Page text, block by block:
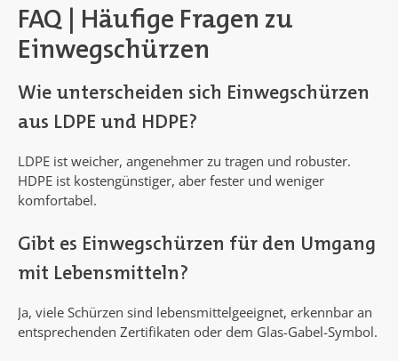
FAQ | Häufige Fragen zu
Einwegschürzen
Wie unterscheiden sich Einwegschürzen
aus LDPE und HDPE?
LDPE ist weicher, angenehmer zu tragen und robuster.
HDPE ist kostengünstiger, aber fester und weniger
komfortabel.
Gibt es Einwegschürzen für den Umgang
mit Lebensmitteln?
Ja, viele Schürzen sind lebensmittelgeeignet, erkennbar an
entsprechenden Zertifikaten oder dem Glas-Gabel-Symbol.